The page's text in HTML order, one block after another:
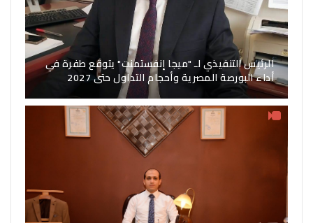
الرئيس التنفيذي لـ "ميجا إنفستمنت" يتوقع طفرة في
أداء البورصة المصرية وأحجام التداول حتى 2027